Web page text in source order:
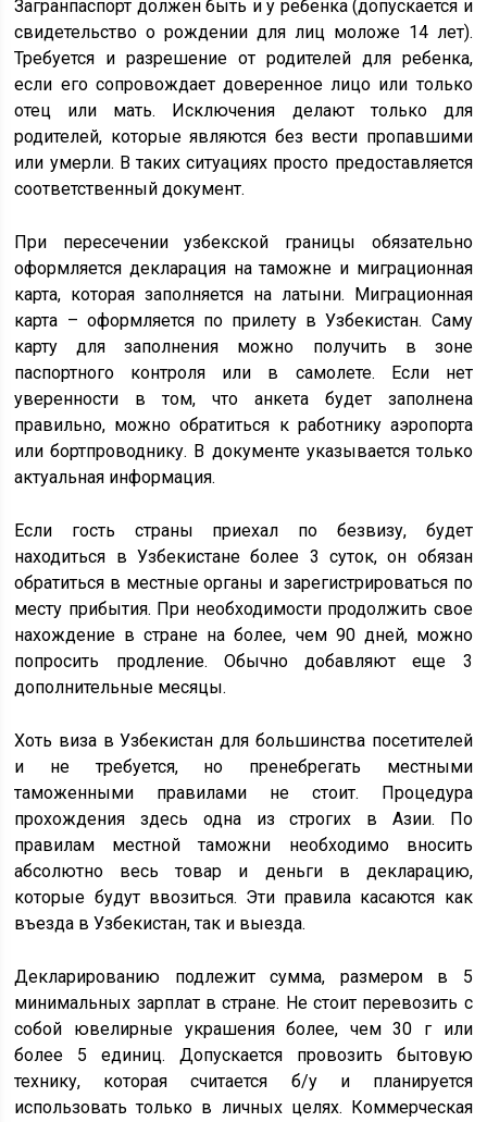
Загранпаспорт должен быть и у ребенка (допускается и
свидетельство о рождении для лиц моложе 14 лет).
Требуется и разрешение от родителей для ребенка,
если его сопровождает доверенное лицо или только
отец или мать. Исключения делают только для
родителей, которые являются без вести пропавшими
или умерли. В таких ситуациях просто предоставляется
соответственный документ.
При пересечении узбекской границы обязательно
оформляется декларация на таможне и миграционная
карта, которая заполняется на латыни. Миграционная
карта – оформляется по прилету в Узбекистан. Саму
карту для заполнения можно получить в зоне
паспортного контроля или в самолете. Если нет
уверенности в том, что анкета будет заполнена
правильно, можно обратиться к работнику аэропорта
или бортпроводнику. В документе указывается только
актуальная информация.
Если гость страны приехал по безвизу, будет
находиться в Узбекистане более 3 суток, он обязан
обратиться в местные органы и зарегистрироваться по
месту прибытия. При необходимости продолжить свое
нахождение в стране на более, чем 90 дней, можно
попросить продление. Обычно добавляют еще 3
дополнительные месяцы.
Хоть виза в Узбекистан для большинства посетителей
и не требуется, но пренебрегать местными
таможенными правилами не стоит. Процедура
прохождения здесь одна из строгих в Азии. По
правилам местной таможни необходимо вносить
абсолютно весь товар и деньги в декларацию,
которые будут ввозиться. Эти правила касаются как
въезда в Узбекистан, так и выезда.
Декларированию подлежит сумма, размером в 5
минимальных зарплат в стране. Не стоит перевозить с
собой ювелирные украшения более, чем 30 г или
более 5 единиц. Допускается провозить бытовую
технику, которая считается б/у и планируется
использовать только в личных целях. Коммерческая